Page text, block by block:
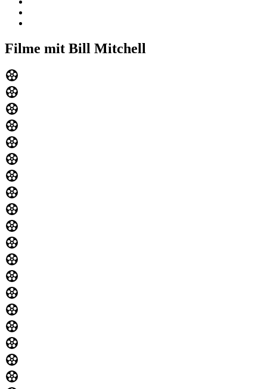
Filme mit Bill Mitchell